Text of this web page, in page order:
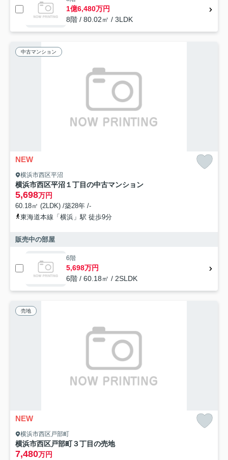
1億6,480万円
8階 / 80.02㎡ / 3LDK
中古マンション
NEW
横浜市西区平沼
横浜市西区平沼１丁目の中古マンション
5,698万円
60.18㎡ (2LDK) /築28年 /-
東海道本線「横浜」駅 徒歩9分
販売中の部屋
6階
5,698万円
6階 / 60.18㎡ / 2SLDK
売地
NEW
横浜市西区戸部町
横浜市西区戸部町３丁目の売地
7,480万円